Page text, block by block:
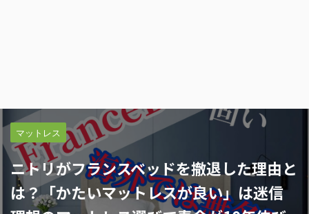
マットレス
ニトリがフランスベッドを撤退した理由と
は？「かたいマットレスが良い」は迷信